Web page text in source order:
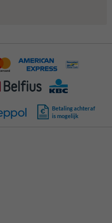
Betaling achteraf
is mogelijk